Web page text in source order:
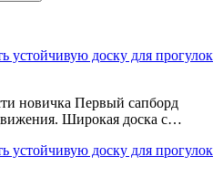
устойчивую доску для прогулок
новичка Первый сапборд
Широкая доска с…
устойчивую доску для прогулок